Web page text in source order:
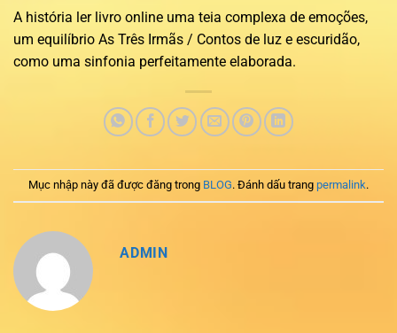
A história ler livro online uma teia complexa de emoções,
um equilíbrio As Três Irmãs / Contos de luz e escuridão,
como uma sinfonia perfeitamente elaborada.
Mục nhập này đã được đăng trong BLOG. Đánh dấu trang permalink.
ADMIN